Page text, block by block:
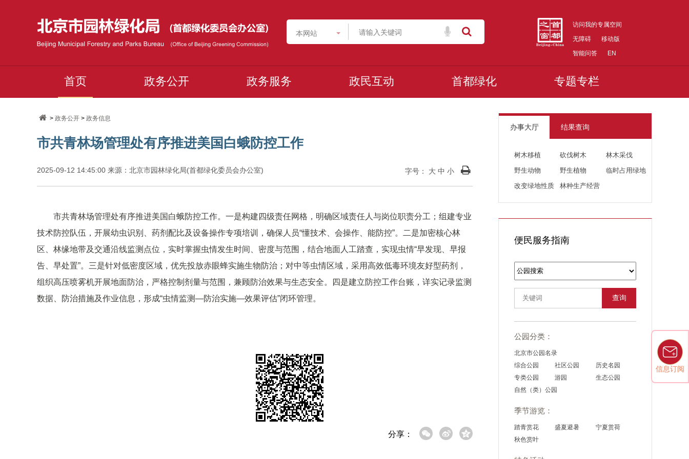
信息订阅
本网站
访问我的专属空间
无障碍
移动版
智能问答
EN
首页 政务公开 政务服务 政民互动 首都绿化 专题专栏
>政务公开 >政务信息
市共青林场管理处有序推进美国白蛾防控工作
字号： 大 中 小
2025-09-12 14:45:00 来源：北京市园林绿化局(首都绿化委员会办公室)
市共青林场管理处有序推进美国白蛾防控工作。一是构建四级责任网格，明确区域责任人与岗位职责分工；组建专业
技术防控队伍，开展幼虫识别、药剂配比及设备操作专项培训，确保人员“懂技术、会操作、能防控”。二是加密核心林
区、林缘地带及交通沿线监测点位，实时掌握虫情发生时间、密度与范围，结合地面人工踏查，实现虫情“早发现、早报
告、早处置”。三是针对低密度区域，优先投放赤眼蜂实施生物防治；对中等虫情区域，采用高效低毒环境友好型药剂，
组织高压喷雾机开展地面防治，严格控制剂量与范围，兼顾防治效果与生态安全。四是建立防控工作台账，详实记录监测
数据、防治措施及作业信息，形成“虫情监测—防治实施—效果评估”闭环管理。
分享：
办事大厅 结果查询
树木移植 砍伐树木
林木采伐
野生动物
野生植物
临时占用绿地
改变绿地性质
林种生产经营
便民服务指南
查询
公园分类：
北京市公园名录
综合公园
社区公园
历史名园
专类公园
游园
生态公园
自然（类）公园
季节游览：
踏青赏花 盛夏避暑
宁夏赏荷
秋色赏叶